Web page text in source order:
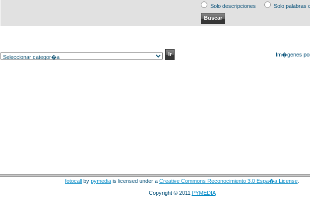
Solo descripciones
Solo palabras
Im�genes
fotocall by pymedia is licensed under a Creative Commons Reconocimiento 3.0 Espa�a License
Copyright © 2011 PYMEDIA